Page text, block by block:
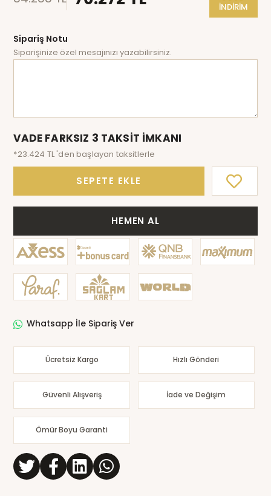
İNDİRİM
Sipariş Notu
Siparişinize özel mesajınızı yazabilirsiniz.
VADE FARKSIZ 3 TAKSİT İMKANI
*23.424 TL 'den başlayan taksitlerle
SEPETE EKLE
HEMEN AL
Whatsapp İle Sipariş Ver
Ücretsiz Kargo Hızlı Gönderi
Güvenli Alışveriş İade ve Değişim
Ömür Boyu Garanti